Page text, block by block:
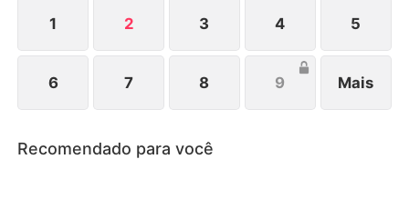
meio à dor e superações, os três renascem.
1 2 3 4 5
6 7 8 9 Mais
Recomendado para você